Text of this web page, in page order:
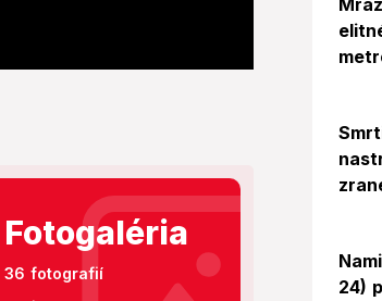
Fotogaléria
36 fotografií
24)